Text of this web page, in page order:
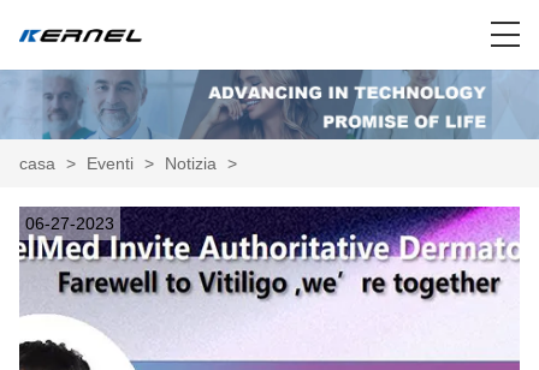
casa > Eventi > Notizia >
06-27-2023